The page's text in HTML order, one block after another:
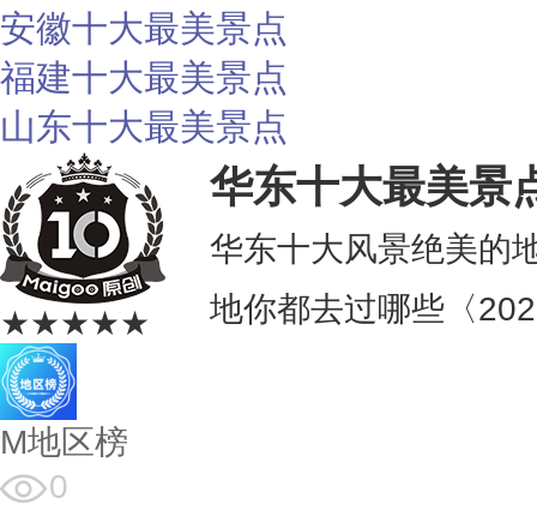
安徽十大最美景点
福建十大最美景点
山东十大最美景点
★★★★★
华东十大最美景
华东十大风景绝美的
地你都去过哪些〈
M地区榜
0